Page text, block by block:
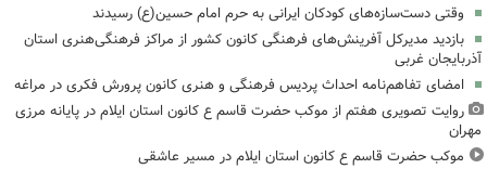
وقتی دست‌سازه‌های کودکان ایرانی به حرم امام حسین(ع) رسیدند
بازدید مدیرکل آفرینش‌های فرهنگی کانون کشور از مراکز فرهنگی‌هنری استان
آذربایجان غربی
امضای تفاهم‌نامه احداث پردیس فرهنگی و هنری کانون پرورش فکری در مراغه
روایت تصویری هفتم از موکب حضرت قاسم ع کانون استان ایلام در پایانه مرزی
مهران
موکب حضرت قاسم ع کانون استان ایلام در مسیر عاشقی